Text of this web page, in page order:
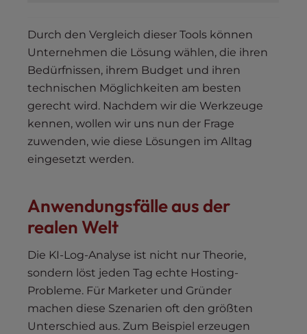
Durch den Vergleich dieser Tools können
Unternehmen die Lösung wählen, die ihren
Bedürfnissen, ihrem Budget und ihren
technischen Möglichkeiten am besten
gerecht wird. Nachdem wir die Werkzeuge
kennen, wollen wir uns nun der Frage
zuwenden, wie diese Lösungen im Alltag
eingesetzt werden.
Anwendungsfälle aus der
realen Welt
Die KI-Log-Analyse ist nicht nur Theorie,
sondern löst jeden Tag echte Hosting-
Probleme. Für Marketer und Gründer
machen diese Szenarien oft den größten
Unterschied aus. Zum Beispiel erzeugen